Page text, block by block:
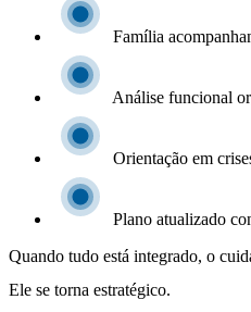
Família
Análise funcional
Orientação em
Plano atualizado
Quando tudo está integrado, o
Ele se torna estratégico.